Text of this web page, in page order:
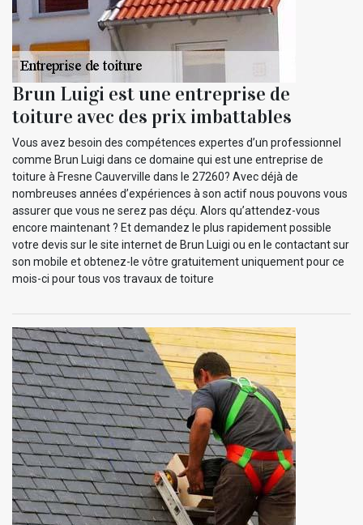
Brun Luigi est une entreprise de
toiture avec des prix imbattables
Vous avez besoin des compétences expertes d’un professionnel
comme Brun Luigi dans ce domaine qui est une entreprise de
toiture à Fresne Cauverville dans le 27260? Avec déjà de
nombreuses années d’expériences à son actif nous pouvons vous
assurer que vous ne serez pas déçu. Alors qu’attendez-vous
encore maintenant ? Et demandez le plus rapidement possible
votre devis sur le site internet de Brun Luigi ou en le contactant sur
son mobile et obtenez-le vôtre gratuitement uniquement pour ce
mois-ci pour tous vos travaux de toiture